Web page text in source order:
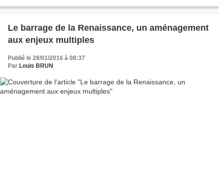
Le barrage de la Renaissance, un aménagement
aux enjeux multiples
Publié le 28/01/2016 à 08:37
Par Louis BRUN